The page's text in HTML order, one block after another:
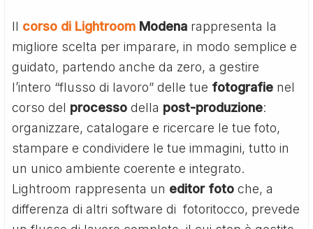
Il corso di Lightroom Modena rappresenta la
migliore scelta per imparare, in modo semplice e
guidato, partendo anche da zero, a gestire
l’intero “flusso di lavoro” delle tue fotografie nel
corso del processo della post-produzione:
organizzare, catalogare e ricercare le tue foto,
stampare e condividere le tue immagini, tutto in
un unico ambiente coerente e integrato.
Lightroom rappresenta un editor foto che, a
differenza di altri software di fotoritocco, prevede